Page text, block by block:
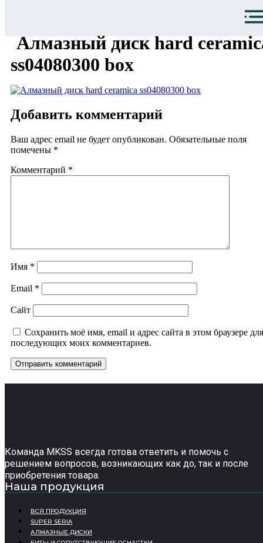
Алмазный диск hard
ss04080300 box
Добавить комментарий
Ваш адрес email не будет опубликован. Обязательные поля
помечены *
Комментарий *
Имя *
Email *
Сайт
Сохранить моё имя, email и адрес сайта в этом браузере для
последующих моих комментариев.
Команда MKSS всегда готова ответить и помочь с
решением вопросов, возникающих как до, так и после
приобретения товара.
Наша продукция
ВСЯ ПРОДУКЦИЯ
SUPER SERIA
АЛМАЗНЫЕ ДИСКИ